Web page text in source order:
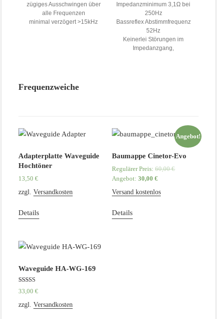
zügiges Ausschwingen über
alle Frequenzen
minimal verzögert >15kHz
Impedanzminimum 3,1Ω bei
250Hz
Bassreflex Abstimmfrequenz
52Hz
Keinerlei Störungen im
Impedanzgang,
Frequenzweiche
Adapterplatte Waveguide
Hochtöner
13,50€
zzgl.Versandkosten
Details
Angebot!
Baumappe Cinetor-Evo
Regulärer Preis: 60,00€
Angebot: 30,00€
Versand kostenlos
Details
Waveguide HA-WG-169
Bewertet mit
5.00
von 5
33,00€
zzgl.Versandkosten